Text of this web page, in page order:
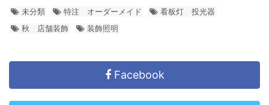
未分類
特注 オーダーメイド
看板灯 投光器
秋 店舗装飾
装飾照明
Facebook